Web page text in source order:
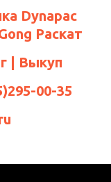
Dynapac
Раскат
| Выкуп
00-35